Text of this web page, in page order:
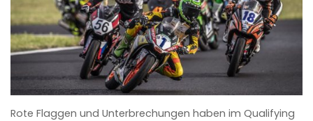
Rote Flaggen und Unterbrechungen haben im Qualifying